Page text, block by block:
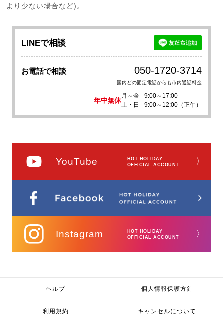
より少ない場合など)。
LINEで相談
お電話で相談 050-1720-3714
国内どの固定電話からも市内通話料金
年中無休
月～金
9:00～17:00
土・日
9:00～12:00（正午）
YouTube
HOT HOLIDAY
OFFICIAL ACCOUNT
〉
Instagram
HOT HOLIDAY
OFFICIAL ACCOUNT
〉
ヘルプ 個人情報保護方針
利用規約 キャンセルについて